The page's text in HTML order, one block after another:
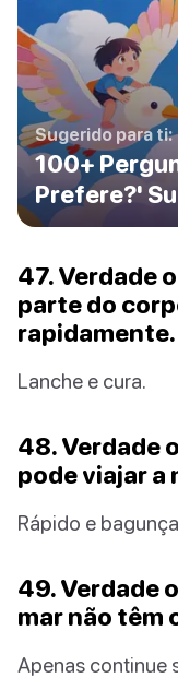
Sugerido para ti:
100+
Prefere?'
47. Verdade
parte do
rapidamente.
Lanche e cura.
48. Verdade
pode viajar a
Rápido e
49. Verdade
mar não têm
Apenas continue